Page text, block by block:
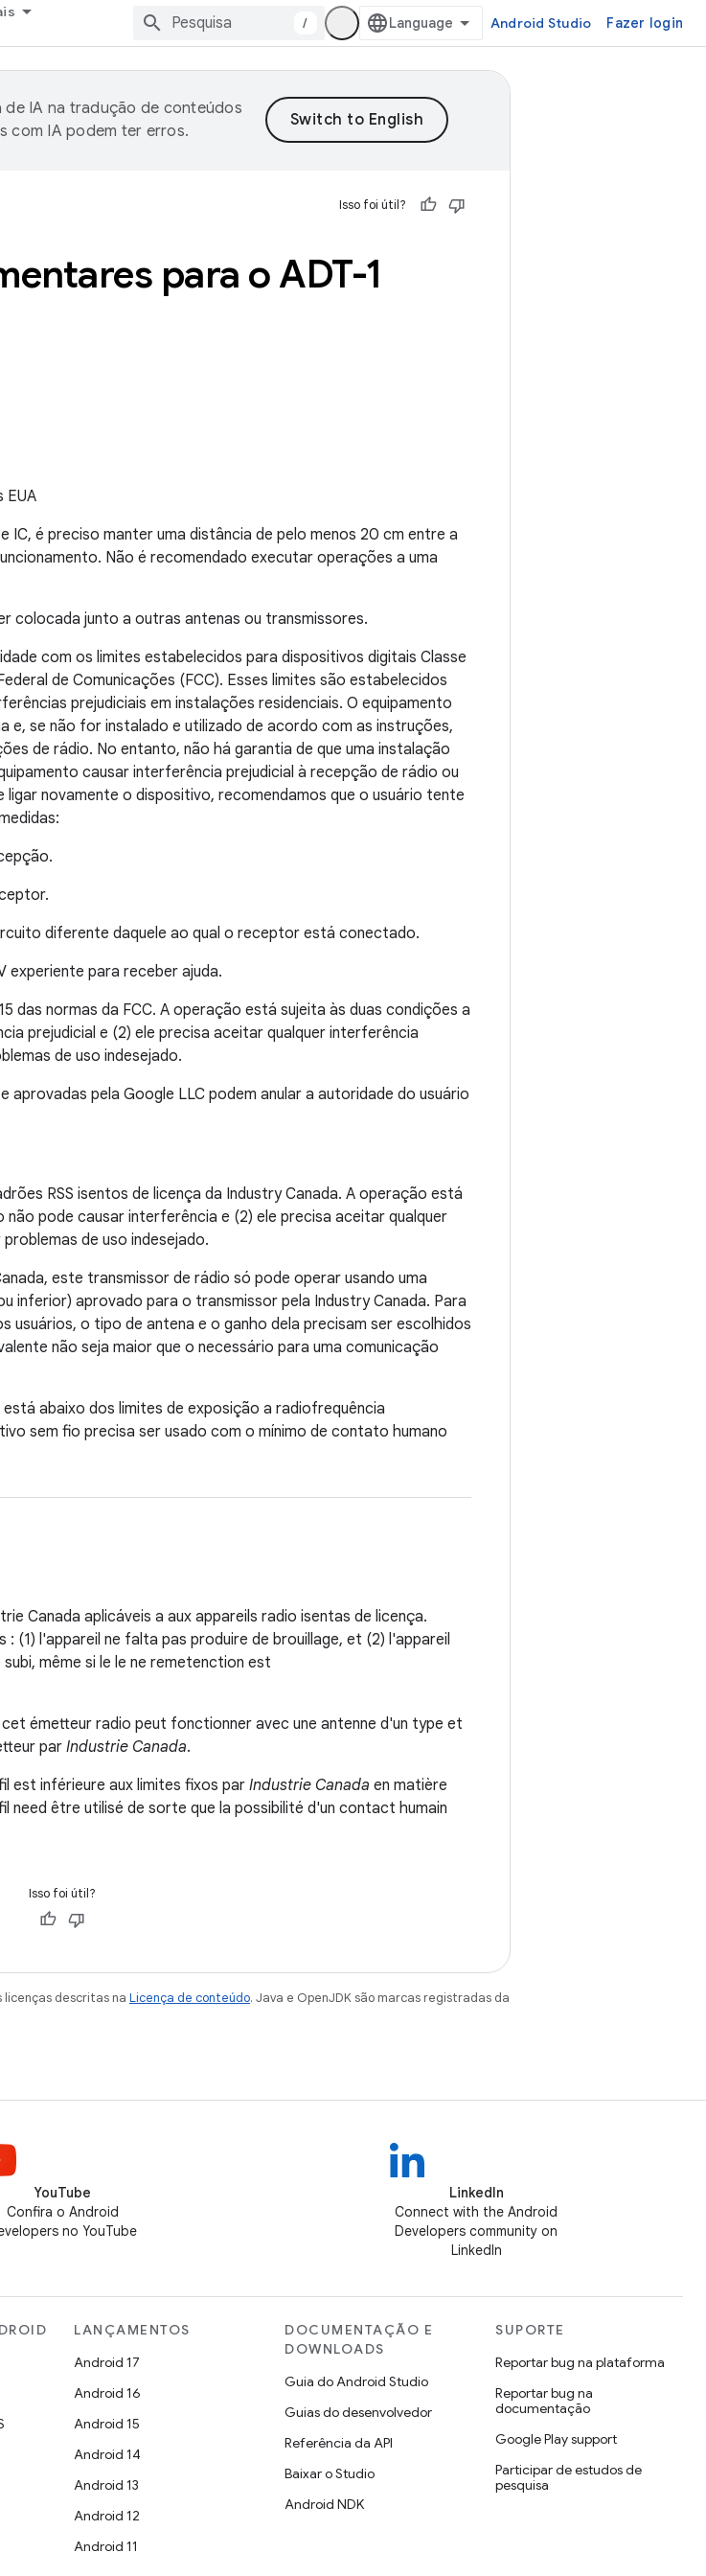
/ Android Studio Fazer login
IA na tradução de conteúdos
com IA podem ter erros.
Isso foi útil?
para o ADT-1
EUA
IC, é preciso manter uma distância de pelo menos 20 cm entre a
Não é recomendado executar operações a uma
colocada junto a outras antenas ou transmissores.
com os limites estabelecidos para dispositivos digitais Classe
de Comunicações (FCC). Esses limites são estabelecidos
prejudiciais em instalações residenciais. O equipamento
e, se não for instalado e utilizado de acordo com as instruções,
de rádio. No entanto, não há garantia de que uma instalação
causar interferência prejudicial à recepção de rádio ou
novamente o dispositivo, recomendamos que o usuário tente
diferente daquele ao qual o receptor está conectado.
experiente para receber ajuda.
das normas da FCC. A operação está sujeita às duas condições a
prejudicial e (2) ele precisa aceitar qualquer interferência
de uso indesejado.
pela Google LLC podem anular a autoridade do usuário
RSS isentos de licença da Industry Canada. A operação está
pode causar interferência e (2) ele precisa aceitar qualquer
de uso indesejado.
este transmissor de rádio só pode operar usando uma
inferior) aprovado para o transmissor pela Industry Canada. Para
usuários, o tipo de antena e o ganho dela precisam ser escolhidos
não seja maior que o necessário para uma comunicação
abaixo dos limites de exposição a radiofrequência
sem fio precisa ser usado com o mínimo de contato humano
Canada aplicáveis a aux appareils radio isentas de licença.
(1) l'appareil ne falta pas produire de brouillage, et (2) l'appareil
même si le le ne remetenction est
émetteur radio peut fonctionner avec une antenne d'un type et
par Industrie Canada.
est inférieure aux limites fixos parIndustrie Canada en matière
need être utilisé de sorte que la possibilité d'un contact humain
Isso foi útil?
licenças descritas na Licença de conteúdo. Java e OpenJDK são marcas registradas da
YouTube
Confira o Android
no YouTube
LinkedIn
Connect with the Android
Developers community on
LinkedIn
LANÇAMENTOS
Android 17
Android 16
Android 15
Android 14
Android 13
Android 12
Android 11
DOCUMENTAÇÃO E
DOWNLOADS
Guia do Android Studio
Guias do desenvolvedor
Referência da API
Baixar o Studio
Android NDK
SUPORTE
Reportar bug na plataforma
Reportar bug na
documentação
Google Play support
Participar de estudos de
pesquisa